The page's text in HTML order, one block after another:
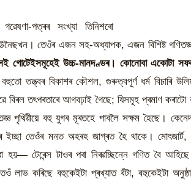
পত্ৰৰ সংখ্যা তিনিশৰো
তেওঁৰ এজন সহ-অধ্যাপক, এজন বিশিষ্ট
গোটেইসমূহেই উচ্চ-মানদণ্ডৰ। কোনোবা একোটা
বহুতো তত্ত্বৰ বিকাশৰ কৌশল, গুৰুত্বপূৰ্ণ ধৰ্ম বিচাৰি
বিৰল তৎপৰতাৰে আগবঢ়াই গৈছে; যিসমূহ প্ৰমাণ
পৃথিৱীয়ে বহু যুগৰ মূৰতহে পাবলৈ সক্ষম হৈছে।
ইচ্ছা তেওঁৰ মনত অহৰহ জাগ্ৰত হৈ থাকে।
টেৰেন্স টাওৰ পৰা নিৰৱচ্ছিন্নে গণিত বৈ
লাভ কৰিছে বহুকেইটা প্ৰখ্যাত বঁটা, বহুকেইটা